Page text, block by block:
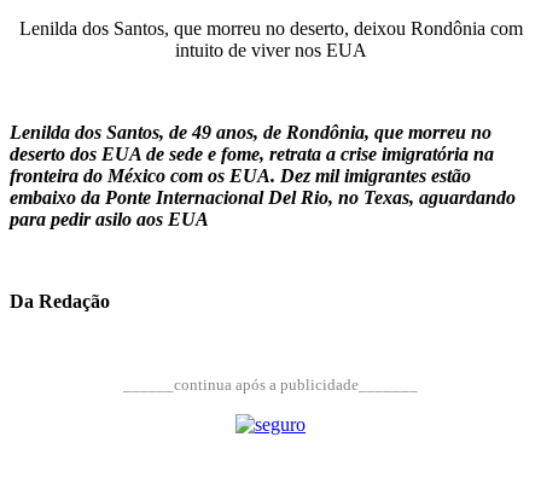
Lenilda dos Santos, que morreu no deserto, deixou Rondônia com
intuito de viver nos EUA
Lenilda dos Santos, de 49 anos, de Rondônia, que morreu no
deserto dos EUA de sede e fome, retrata a crise imigratória na
fronteira do México com os EUA. Dez mil imigrantes estão
embaixo da Ponte Internacional Del Rio, no Texas, aguardando
para pedir asilo aos EUA
Da Redação
______continua após a publicidade_______